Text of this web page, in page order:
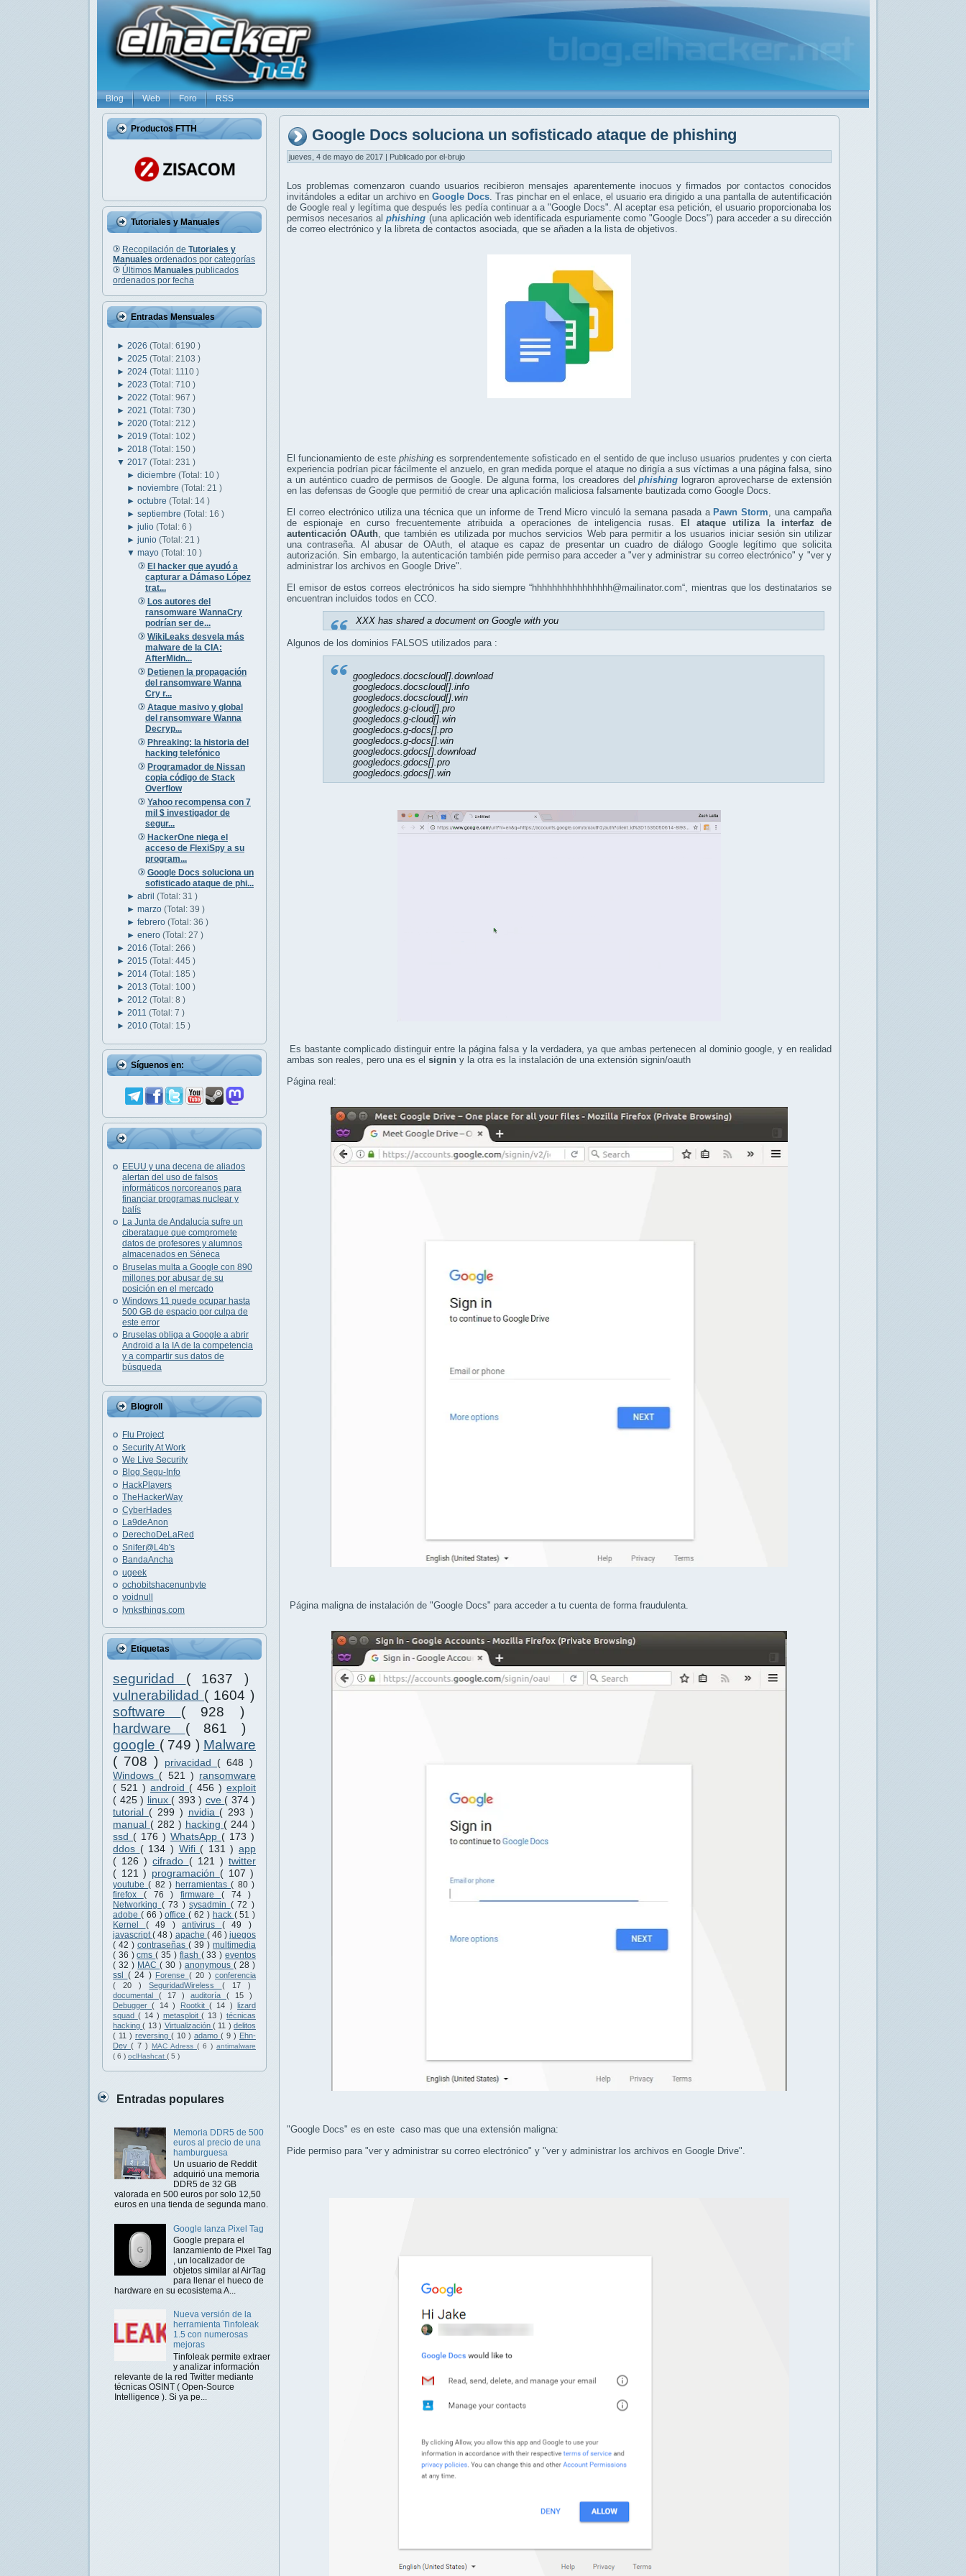
Blog Web Foro RSS
Productos FTTH
Tutoriales y Manuales
Recopilación de Tutoriales y
Manuales ordenados por categorías
Últimos Manuales publicados
ordenados por fecha
Entradas Mensuales
► 2026 (Total: 6190 )
► 2025 (Total: 2103 )
► 2024 (Total: 1110 )
► 2023 (Total: 710 )
► 2022 (Total: 967 )
► 2021 (Total: 730 )
► 2020 (Total: 212 )
► 2019 (Total: 102 )
► 2018 (Total: 150 )
▼ 2017 (Total: 231 )
►diciembre(Total: 10 )
►noviembre(Total: 21 )
►octubre(Total: 14 )
►septiembre(Total: 16 )
►julio(Total: 6 )
►junio(Total: 21 )
▼mayo(Total: 10 )
El hacker que ayudó a
capturar a Dámaso López
trat...
Los autores del
ransomware WannaCry
podrían ser de...
WikiLeaks desvela más
malware de la CIA:
AfterMidn...
Detienen la propagación
del ransomware Wanna
Cry r...
Ataque masivo y global
del ransomware Wanna
Decryp...
Phreaking: la historia del
hacking telefónico
Programador de Nissan
copia código de Stack
Overflow
Yahoo recompensa con 7
mil $ investigador de
segur...
HackerOne niega el
acceso de FlexiSpy a su
program...
Google Docs soluciona un
sofisticado ataque de phi...
►abril(Total: 31 )
►marzo(Total: 39 )
►febrero(Total: 36 )
►enero(Total: 27 )
► 2016 (Total: 266 )
► 2015 (Total: 445 )
► 2014 (Total: 185 )
► 2013 (Total: 100 )
► 2012 (Total: 8 )
► 2011 (Total: 7 )
► 2010 (Total: 15 )
Síguenos en:
EEUU y una decena de aliados
alertan del uso de falsos
informáticos norcoreanos para
financiar programas nuclear y
balís
La Junta de Andalucía sufre un
ciberataque que compromete
datos de profesores y alumnos
almacenados en Séneca
Bruselas multa a Google con 890
millones por abusar de su
posición en el mercado
Windows 11 puede ocupar hasta
500 GB de espacio por culpa de
este error
Bruselas obliga a Google a abrir
Android a la IA de la competencia
y a compartir sus datos de
búsqueda
Blogroll
Flu Project
Security At Work
We Live Security
Blog Segu-Info
HackPlayers
TheHackerWay
CyberHades
La9deAnon
DerechoDeLaRed
Snifer@L4b's
BandaAncha
ugeek
ochobitshacenunbyte
voidnull
lynksthings.com
Etiquetas
seguridad ( 1637 )
vulnerabilidad ( 1604 )
software ( 928 )
hardware ( 861 )
google ( 749 ) Malware
( 708 )
privacidad ( 648 )
Windows ( 521 ) ransomware
( 521 ) android ( 456 ) exploit
( 425 ) linux ( 393 ) cve ( 374 )
tutorial ( 299 ) nvidia ( 293 )
manual ( 282 ) hacking ( 244 )
ssd ( 176 ) WhatsApp ( 173 )
ddos ( 134 ) Wifi ( 131 ) app
( 126 )cifrado ( 121 )twitter
( 121 ) programación ( 107 )
youtube( 82 ) herramientas( 80 )
firefox ( 76 ) firmware ( 74 )
Networking ( 73 ) sysadmin ( 72 )
adobe ( 66 )office( 62 ) hack ( 51 )
Kernel ( 49 ) antivirus ( 49 )
javascript( 48 ) apache ( 46 ) juegos
( 42 ) contraseñas ( 39 ) multimedia
( 36 )cms( 35 ) flash ( 33 )eventos
( 32 ) MAC( 30 ) anonymous ( 28 )
ssl ( 24 ) Forense ( 20 ) conferencia
( 20 )SeguridadWireless ( 17 )
documental ( 17 ) auditoría ( 15 )
Debugger( 14 ) Rootkit ( 14 ) lizard
squad ( 14 ) metasploit( 13 ) técnicas
hacking( 13 ) Virtualización ( 11 ) delitos
( 11 ) reversing ( 10 ) adamo ( 9 ) Ehn-
Dev ( 7 ) MAC Adress ( 6 ) antimalware
( 6 ) oclHashcat ( 5 )
Entradas populares
Memoria DDR5 de 500
euros al precio de una
hamburguesa
Un usuario de Reddit
adquirió una memoria
DDR5 de 32 GB
valorada en 500 euros por solo 12,50
euros en una tienda de segunda mano.
Google lanza Pixel Tag
Google prepara el
lanzamiento de Pixel Tag
, un localizador de
objetos similar al AirTag
para llenar el hueco de
hardware en su ecosistema A...
Nueva versión de la
herramienta Tinfoleak
1.5 con numerosas
mejoras
Tinfoleak permite extraer
y analizar información
relevante de la red Twitter mediante
técnicas OSINT ( Open-Source
Intelligence ). Si ya pe...
Google Docs soluciona un sofisticado ataque de phishing
jueves, 4 de mayo de 2017 | Publicado por el-brujo
Los problemas comenzaron cuando usuarios recibieron mensajes aparentemente inocuos y firmados por contactos conocidos
invitándoles a editar un archivo en Google Docs . Tras pinchar en el enlace, el usuario era dirigido a una pantalla de autentificación
de Google real y legítima que después les pedía continuar a a "Google Docs". Al aceptar esa petición, el usuario proporcionaba los
permisos necesarios alphishing (una aplicación web identificada espuriamente como "Google Docs") para acceder a su dirección
de correo electrónico y la libreta de contactos asociada, que se añaden a la lista de objetivos.
El funcionamiento de este phishinges sorprendentemente sofisticado en el sentido de que incluso usuarios prudentes y con cierta
experiencia podrían picar fácilmente el anzuelo, en gran medida porque el ataque no dirigía a sus víctimas a una página falsa, sino
a un auténtico cuadro de permisos de Google. De alguna forma, los creadores delphishing lograron aprovecharse de extensión
en las defensas de Google que permitió de crear una aplicación maliciosa falsamente bautizada como Google Docs.
El correo electrónico utiliza una técnica que un informe de Trend Micro vinculó la semana pasada a Pawn Storm , una campaña
de espionaje en curso frecuentemente atribuida a operaciones de inteligencia rusas.
El ataque utiliza la interfaz de
autenticación OAuth , que también es utilizada por muchos servicios Web para permitir a los usuarios iniciar sesión sin utilizar
una contraseña. Al abusar de OAuth, el ataque es capaz de presentar un cuadro de diálogo Google legítimo que solicita
autorización. Sin embargo, la autenticación también pide permiso para acceder a "ver y administrar su correo electrónico" y "ver y
administrar los archivos en Google Drive".
El emisor de estos correos electrónicos ha sido siempre “hhhhhhhhhhhhhhhh@mailinator.com“, mientras que los destinatarios se
encuentran incluidos todos en CCO.
XXX has shared a document on Google with you
Algunos de los dominios FALSOS utilizados para :
googledocs.docscloud[].download
googledocs.docscloud[].info
googledocs.docscloud[].win
googledocs.g-cloud[].pro
googledocs.g-cloud[].win
googledocs.g-docs[].pro
googledocs.g-docs[].win
googledocs.gdocs[].download
googledocs.gdocs[].pro
googledocs.gdocs[].win
Es bastante complicado distinguir entre la página falsa y la verdadera, ya que ambas pertenecen al dominio google, y en realidad
ambas son reales, pero una es el signin y la otra es la instalación de una extensión signin/oauth
Página real:
Página maligna de instalación de "Google Docs" para acceder a tu cuenta de forma fraudulenta.
"Google Docs" es en este caso mas que una extensión maligna:
Pide permiso para "ver y administrar su correo electrónico" y "ver y administrar los archivos en Google Drive".